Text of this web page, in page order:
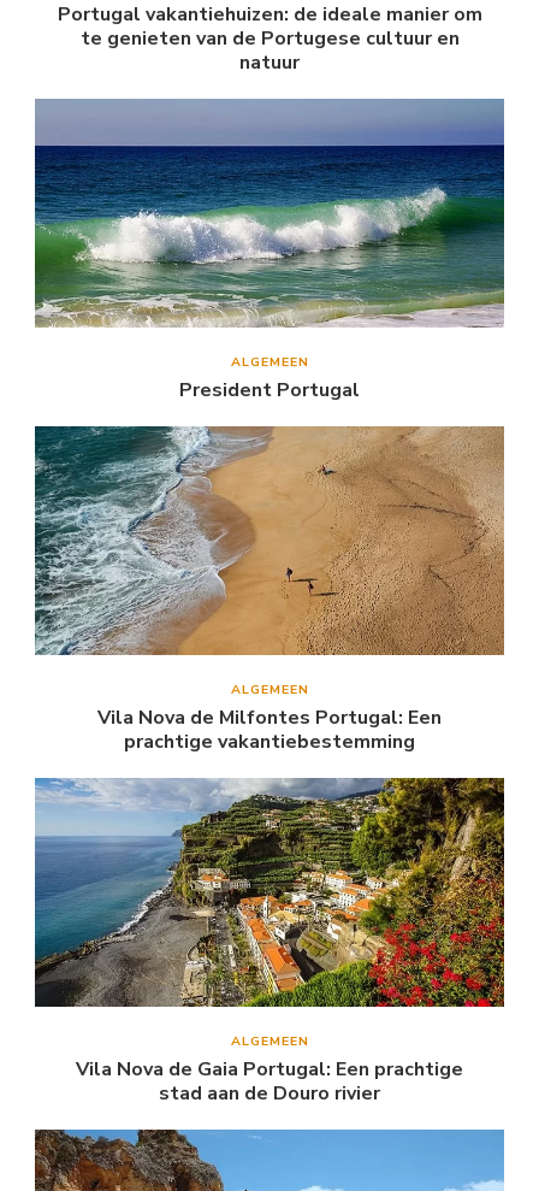
Portugal vakantiehuizen: de ideale manier om
te genieten van de Portugese cultuur en
natuur
ALGEMEEN
President Portugal
ALGEMEEN
Vila Nova de Milfontes Portugal: Een
prachtige vakantiebestemming
ALGEMEEN
Vila Nova de Gaia Portugal: Een prachtige
stad aan de Douro rivier